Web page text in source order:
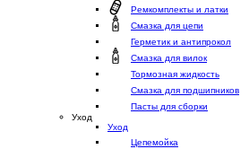
Ремкомплекты и латки
Смазка для цепи
Герметик и антипрокол
Смазка для вилок
Тормозная жидкость
Смазка для подшипников
Пасты для сборки
Уход
Уход
Цепемойка